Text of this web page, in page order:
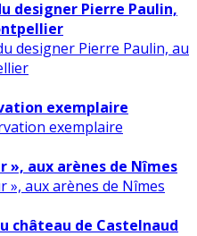
designer Pierre Paulin,
exemplaire
», aux arènes de Nîmes
château de Castelnaud